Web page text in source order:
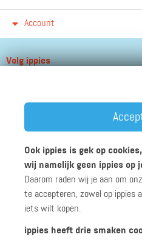
Account
Volg ippies
Werken bij ippies Zakelijk
Privacyverklaring
Ook ippies is gek op
wij namelijk geen ippies op
Daarom raden wij je aan om
te accepteren, zowel op ippies
iets wilt kopen.
ippies heeft drie smaken